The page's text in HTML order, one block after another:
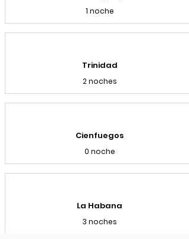
1 noche
Trinidad
2 noches
Cienfuegos
0 noche
La Habana
3 noches